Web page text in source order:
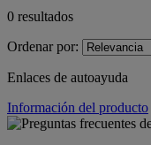
0 resultados
Ordenar por:
Enlaces de autoayuda
Información del producto